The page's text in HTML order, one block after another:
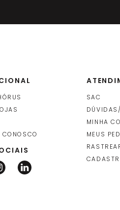
Bella Cromado (4310 C-
CONOSCO
SAC
MINHA
MEUS